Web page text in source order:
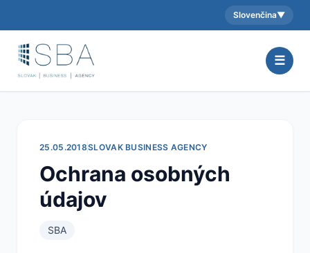
Aktuálny jazyk:
Slovenčina▼
☰
25.05.2018SLOVAK BUSINESS AGENCY
Ochrana osobných
údajov
SBA